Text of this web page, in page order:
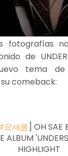
fotografías
de
tema
comeback:
오새봄] OH SAE
ALBUM
HIGHLIGHT